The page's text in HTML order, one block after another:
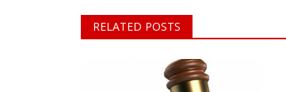
RELATED POSTS